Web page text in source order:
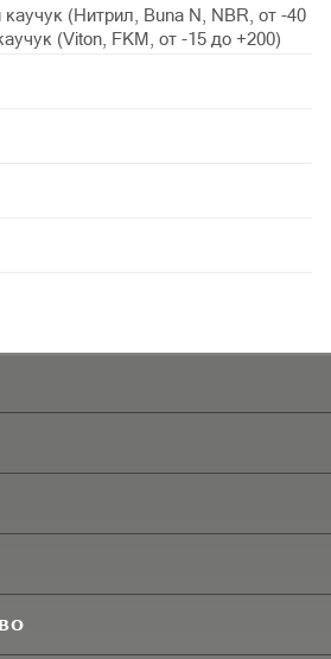
(Нитрил, Buna N, NBR, от -40
(Viton, FKM, от -15 до +200)